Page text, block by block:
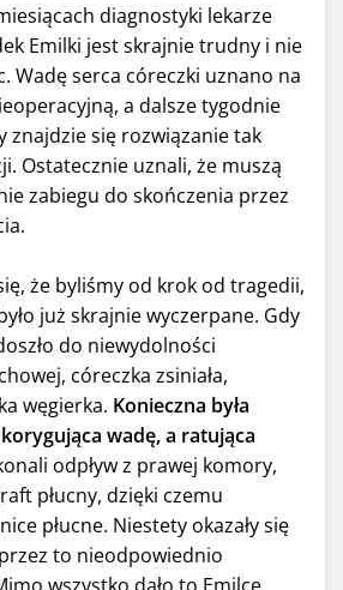
diagnostyki lekarze
Emilki jest skrajnie trudny i nie
Wadę serca córeczki uznano na
a dalsze tygodnie
znajdzie się rozwiązanie tak
Ostatecznie uznali, że muszą
zabiegu do skończenia przez
że byliśmy od krok od tragedii,
już skrajnie wyczerpane. Gdy
do niewydolności
córeczka zsiniała,
węgierka. Konieczna była
wadę, a ratująca
odpływ z prawej komory,
płucny, dzięki czemu
płucne. Niestety okazały się
to nieodpowiednio